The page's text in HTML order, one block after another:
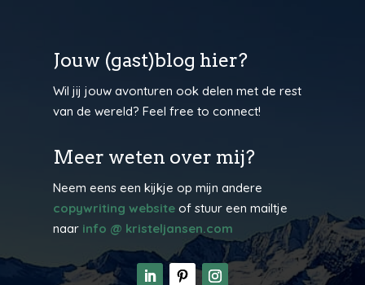
Jouw (gast)blog hier?
Wil jij jouw avonturen ook delen met de rest
van de wereld? Feel free to connect!
Meer weten over mij?
Neem eens een kijkje op mijn andere
copywriting websiteof stuur een mailtje
naar info @ kristeljansen.com